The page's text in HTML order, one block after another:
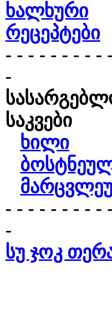
ხალხური
რეცეპტები
- - - - - - - - -
-
საკვები
ხილი
- - - - - - - - -
-
სუ ჯოკ